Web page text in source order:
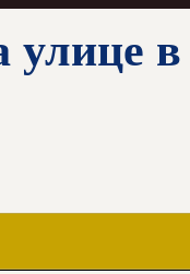
улице